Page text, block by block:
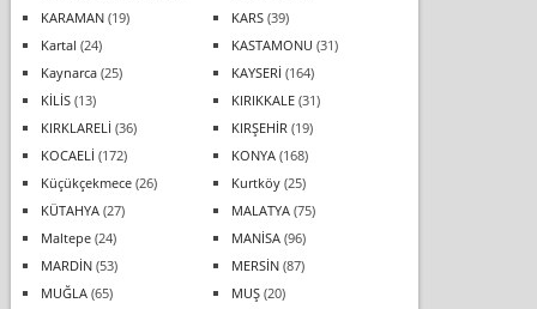
KARAMAN(19) KARS(39)
Kartal (24) KASTAMONU (31)
Kaynarca(25) KAYSERİ (164)
KİLİS(13) KIRIKKALE(31)
KIRKLARELİ (36) KIRŞEHİR (19)
KOCAELİ (172) KONYA(168)
Küçükçekmece(26) Kurtköy(25)
KÜTAHYA(27) MALATYA(75)
Maltepe(24) MANİSA(96)
MARDİN(53) MERSİN(87)
MUĞLA(65) MUŞ(20)